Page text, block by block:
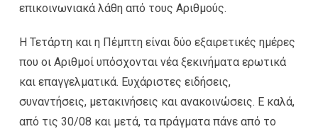
επικοινωνιακά λάθη από τους Αριθμούς.
Η Τετάρτη και η Πέμπτη είναι δύο εξαιρετικές ημέρες
που οι Αριθμοί υπόσχονται νέα ξεκινήματα ερωτικά
και επαγγελματικά. Ευχάριστες ειδήσεις,
συναντήσεις, μετακινήσεις και ανακοινώσεις. Ε καλά,
από τις 30/08 και μετά, τα πράγματα πάνε από το